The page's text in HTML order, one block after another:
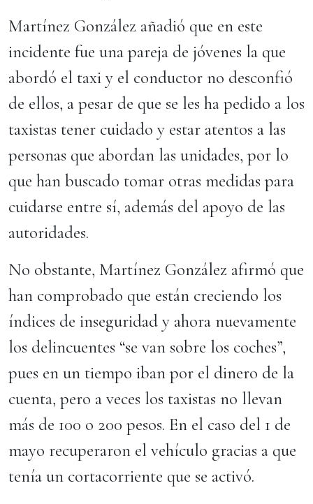
Martínez González añadió que en este
incidente fue una pareja de jóvenes la que
abordó el taxi y el conductor no desconfió
de ellos, a pesar de que se les ha pedido a los
taxistas tener cuidado y estar atentos a las
personas que abordan las unidades, por lo
que han buscado tomar otras medidas para
cuidarse entre sí, además del apoyo de las
autoridades.
No obstante, Martínez González afirmó que
han comprobado que están creciendo los
índices de inseguridad y ahora nuevamente
los delincuentes “se van sobre los coches”,
pues en un tiempo iban por el dinero de la
cuenta, pero a veces los taxistas no llevan
más de 100 o 200 pesos. En el caso del 1 de
mayo recuperaron el vehículo gracias a que
tenía un cortacorriente que se activó.